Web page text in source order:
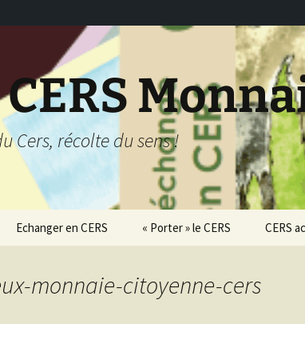
CERS
Cers, récolte du sens !
Echanger en CERS
du CERS
« Porter » le CERS
Pourquoi être
CERS
monnaie-citoyenne-cers